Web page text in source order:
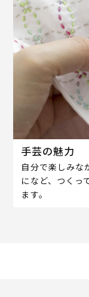
手芸の魅力
自分で楽しみな
になど、つくっ
ます。